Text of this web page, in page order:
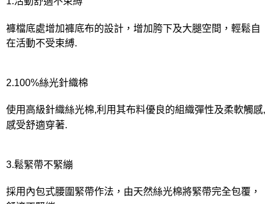
褲檔底處增加褲底布的設計，增加胯下及大腿空間，輕鬆自
在活動不受束縛.
2.100%絲光針織棉
使用高級針織絲光棉,利用其布料優良的組織彈性及柔軟觸感,
感受舒適穿著.
3.鬆緊帶不緊繃
採用內包式腰圍緊帶作法，由天然絲光棉將緊帶完全包覆，